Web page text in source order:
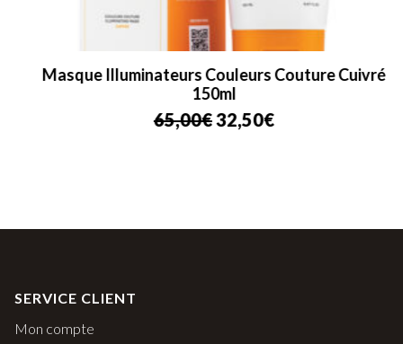
Masque Illuminateurs Couleurs Couture Cuivré
150ml
65,00€Le
32,50€Le
SERVICE CLIENT
Mon compte